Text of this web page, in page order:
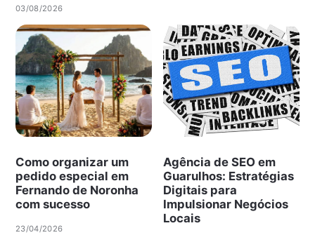
03/08/2026
Como organizar um
pedido especial em
Fernando de Noronha
com sucesso
23/04/2026
Agência de SEO em
Guarulhos: Estratégias
Digitais para
Impulsionar Negócios
Locais